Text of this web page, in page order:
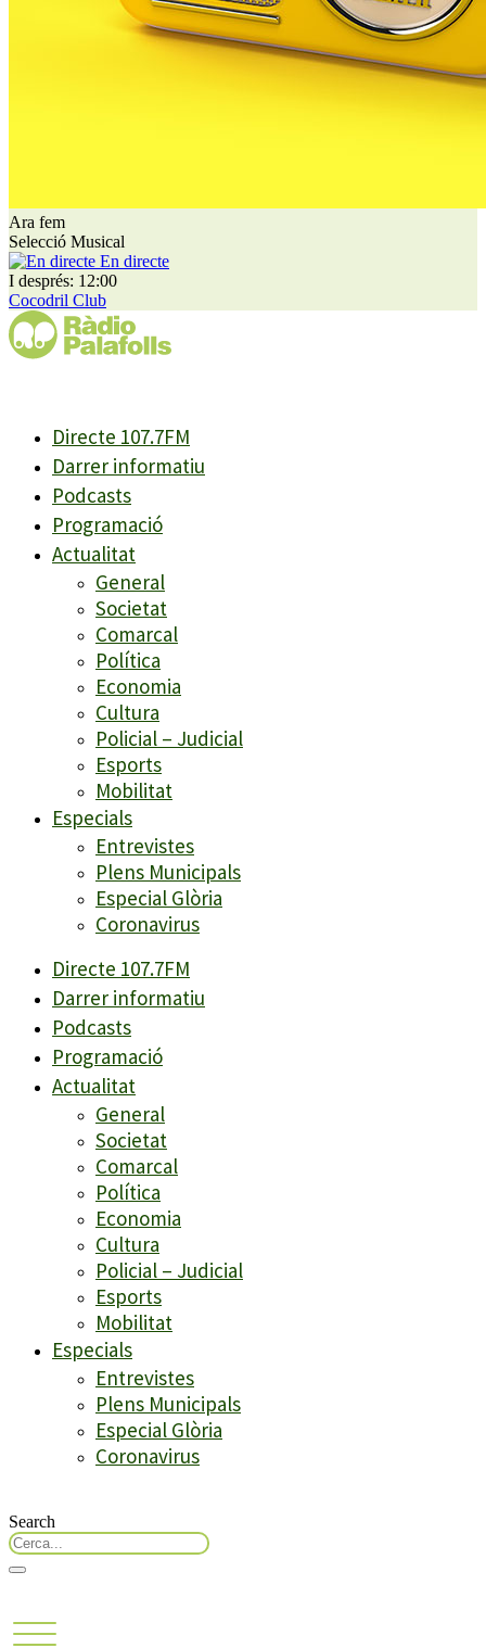
Ara fem
Selecció Musical
En directe
I després: 12:00
Cocodril Club
Directe 107.7FM
Darrer informatiu
Podcasts
Programació
Actualitat
General
Societat
Comarcal
Política
Economia
Cultura
Policial – Judicial
Esports
Mobilitat
Especials
Entrevistes
Plens Municipals
Especial Glòria
Coronavirus
Directe 107.7FM
Darrer informatiu
Podcasts
Programació
Actualitat
General
Societat
Comarcal
Política
Economia
Cultura
Policial – Judicial
Esports
Mobilitat
Especials
Entrevistes
Plens Municipals
Especial Glòria
Coronavirus
Search